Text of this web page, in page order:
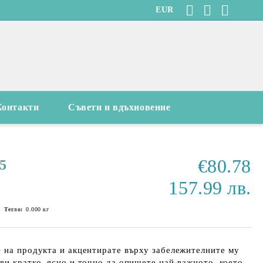
EUR
Съвети и вдъхновение
€80.78
157.99 лв.
Тегло: 0.000 кг
продукта и акцентирате върху забележителните му